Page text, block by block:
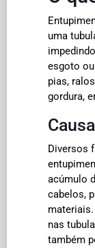
uma
esgoto
pias,
gordura,
Diversos
acúmulo
cabelos,
nas
também